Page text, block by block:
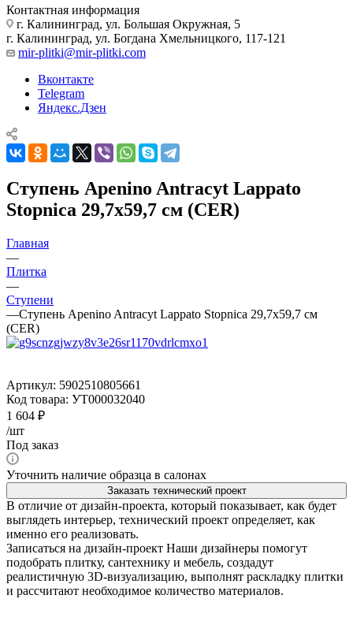
Контактная информация
г. Калининград, ул. Большая Окружная, 5
г. Калининград, ул. Богдана Хмельницкого, 117-121
mir-plitki@mir-plitki.com
Вконтакте
Telegram
Яндекс.Дзен
Ступень Apenino Antracyt Lappato
Stopnica 29,7x59,7 см (CER)
Главная
—
Плитка
—
Ступени
—Ступень Apenino Antracyt Lappato Stopnica 29,7x59,7 см
(CER)
Артикул: 5902510805661
Код товара: УТ000032040
1 604 ₽
/шт
Под заказ
Уточнить наличие образца в салонах
Заказать технический проект
В отличие от дизайн-проекта, который показывает, как будет
выглядеть интерьер, технический проект определяет, как
именно его реализовать.
Записаться на дизайн-проект Наши дизайнеры помогут
подобрать плитку, сантехнику и мебель, создадут
реалистичную 3D-визуализацию, выполнят раскладку плитки
и рассчитают необходимое количество материалов.